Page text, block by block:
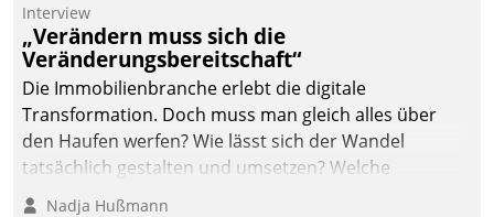
Interview
„Verändern muss sich die
Veränderungsbereitschaft“
Die Immobilienbranche erlebt die digitale
Transformation. Doch muss man gleich alles über
den Haufen werfen? Wie lässt sich der Wandel
tatsächlich gestalten und umsetzen? Welche
Argumente zählen wirklich?
Nadja Hußmann